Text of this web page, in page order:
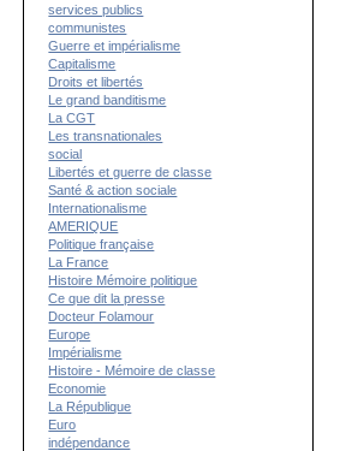
services publics
communistes
Guerre et impérialisme
Capitalisme
Droits et libertés
Le grand banditisme
La CGT
Les transnationales
social
Libertés et guerre de classe
Santé & action sociale
Internationalisme
AMERIQUE
Politique française
La France
Histoire Mémoire politique
Ce que dit la presse
Docteur Folamour
Europe
Impérialisme
Histoire - Mémoire de classe
Economie
La République
Euro
indépendance